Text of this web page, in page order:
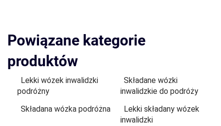
Powiązane kategorie
produktów
Lekki wózek inwalidzki
podróżny
Składane wózki
inwalidzkie do podróży
Składana wózka podróżna
Lekki składany wózek
inwalidzki